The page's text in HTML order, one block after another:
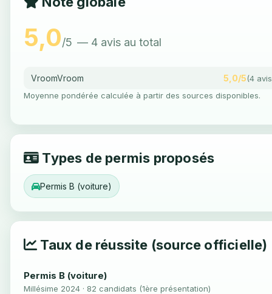
5,0/5 — 4 avis au total
VroomVroom 5,0/5(4
Moyenne pondérée calculée à partir des sources disponibles.
Types de permis proposés
Permis B (voiture)
Taux de réussite (source officielle)
Permis B (voiture)
Millésime 2024 · 82 candidats (1ère présentation)